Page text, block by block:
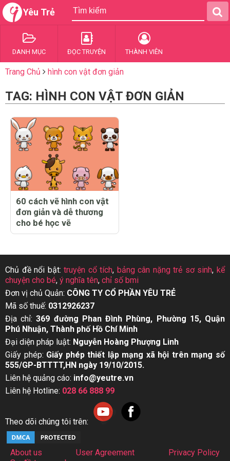
Yêu Trẻ
DANH MỤC ĐỌC TRUYỆN THÀNH VIÊN
Trang Chủ hình con vật đơn giản
TAG: HÌNH CON VẬT ĐƠN GIẢN
60 cách vẽ hình con vật
đơn giản và dễ thương
cho bé học vẽ
Chủ đề nổi bật:truyện cổ tích, bảng cân nặng trẻ sơ sinh,kể
chuyện cho bé, ý nghĩa tên, chỉ số bmi
Đơn vị chủ Quản: CÔNG TY CỔ PHẦN YÊU TRẺ
Mã số thuế: 0312926237
Địa chỉ:369 đường Phan Đình Phùng, Phường 15, Quận
Phú Nhuận, Thành phố Hồ Chí Minh
Đại diện pháp luật: Nguyễn Hoàng Phượng Linh
Giấy phép: Giấy phép thiết lập mạng xã hội trên mạng số
555/GP-BTTTT,HN ngày 19/10/2015.
Liên hệ quảng cáo: info@yeutre.vn
Liên hệ Hotline: 028 66 888 99
Theo dõi chúng tôi trên:
About us User Agreement
Privacy Policy